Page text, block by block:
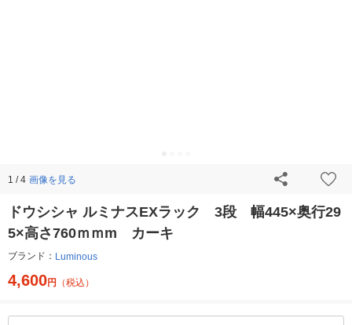
1 / 4 画像を見る
ドウシシャ ルミナスEXラック 3段 幅445×奥行29
5×高さ760ｍｍm カーキ
ブランド： Luminous
4,600円 （税込）